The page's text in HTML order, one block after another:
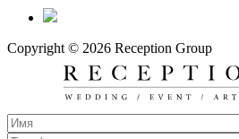
Copyright © 2026 Reception Group